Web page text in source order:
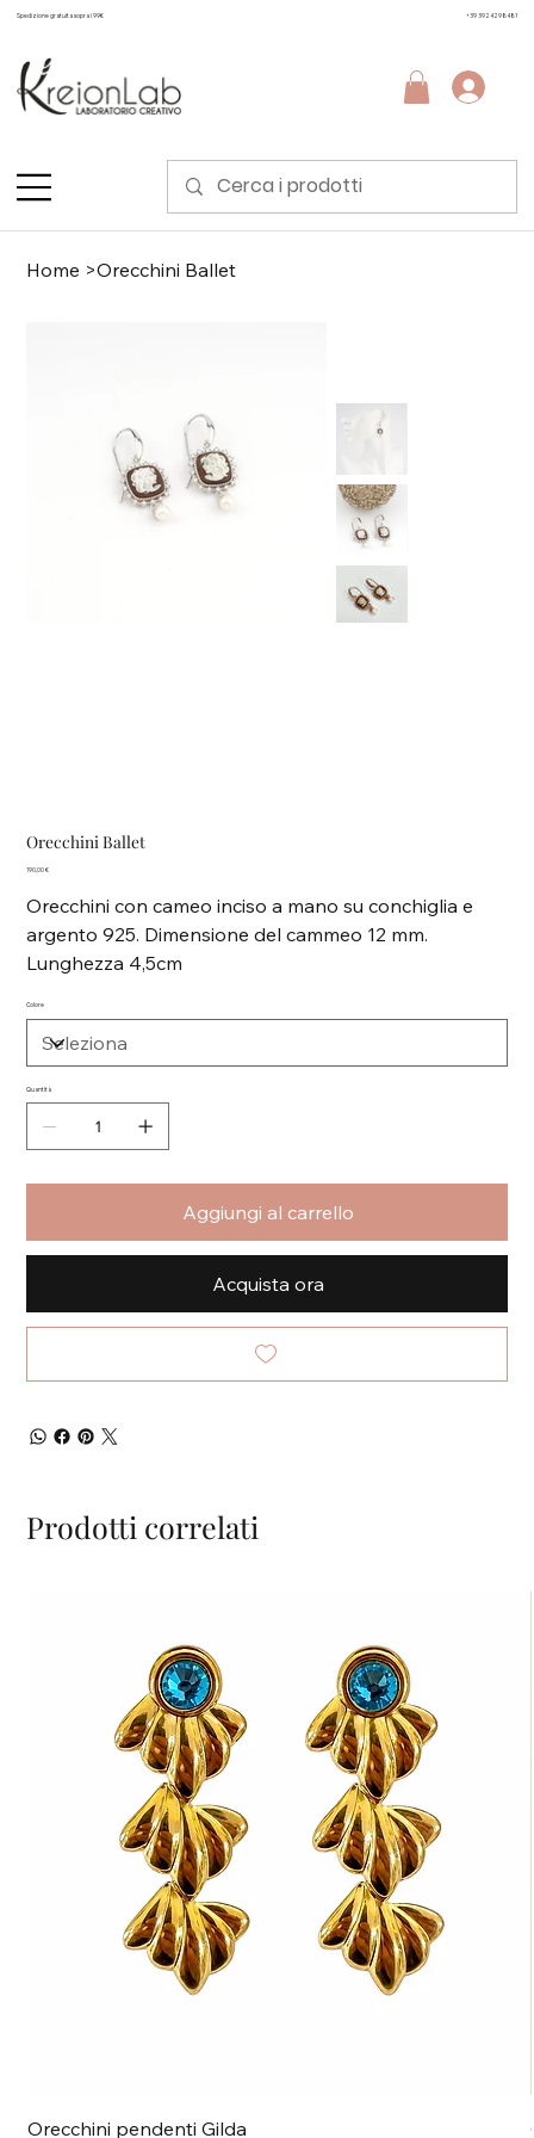
Spedizione gratuita sopra i 99€ +39 3924298481
Home >Orecchini Ballet
Orecchini Ballet
Prezzo
190,00 €
Orecchini con cameo inciso a mano su conchiglia e
argento 925. Dimensione del cammeo 12 mm.
Lunghezza 4,5cm
Colore
Quantità
Aggiungi al carrello
Acquista ora
Prodotti correlati
Orecchini pendenti Gilda